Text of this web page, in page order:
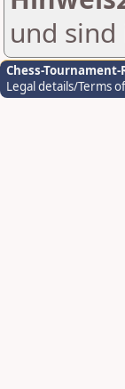
und
Chess-
Legal details/Terms